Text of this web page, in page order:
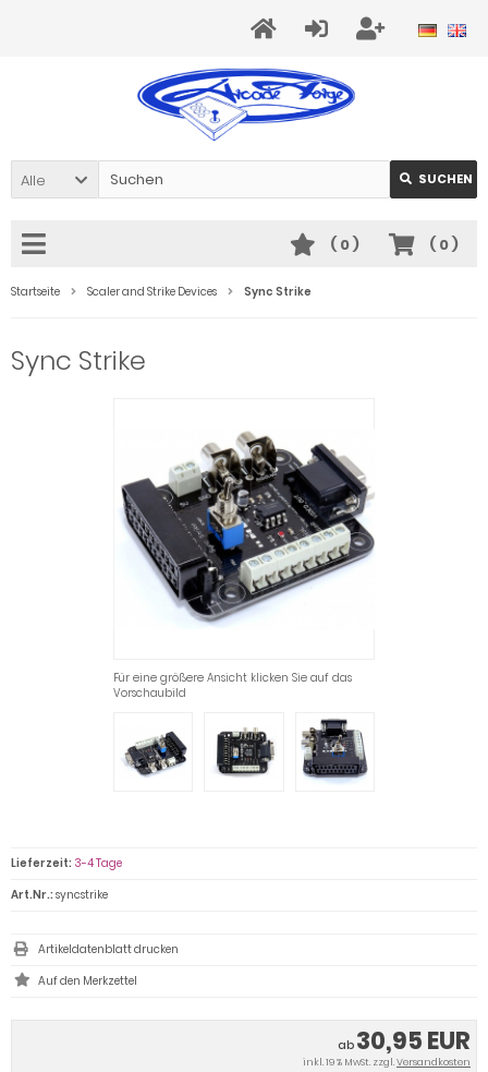
Alle SUCHEN
( 0)
( 0)
Startseite Scaler and Strike Devices Sync Strike
Sync Strike
Für eine größere Ansicht klicken Sie auf das
Vorschaubild
ab 30,95 EUR
inkl. 19 % MwSt. zzgl.Versandkosten
Lieferzeit: 3-4 Tage
Art.Nr.: syncstrike
Artikeldatenblatt drucken